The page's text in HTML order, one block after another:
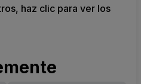
haz clic para ver los